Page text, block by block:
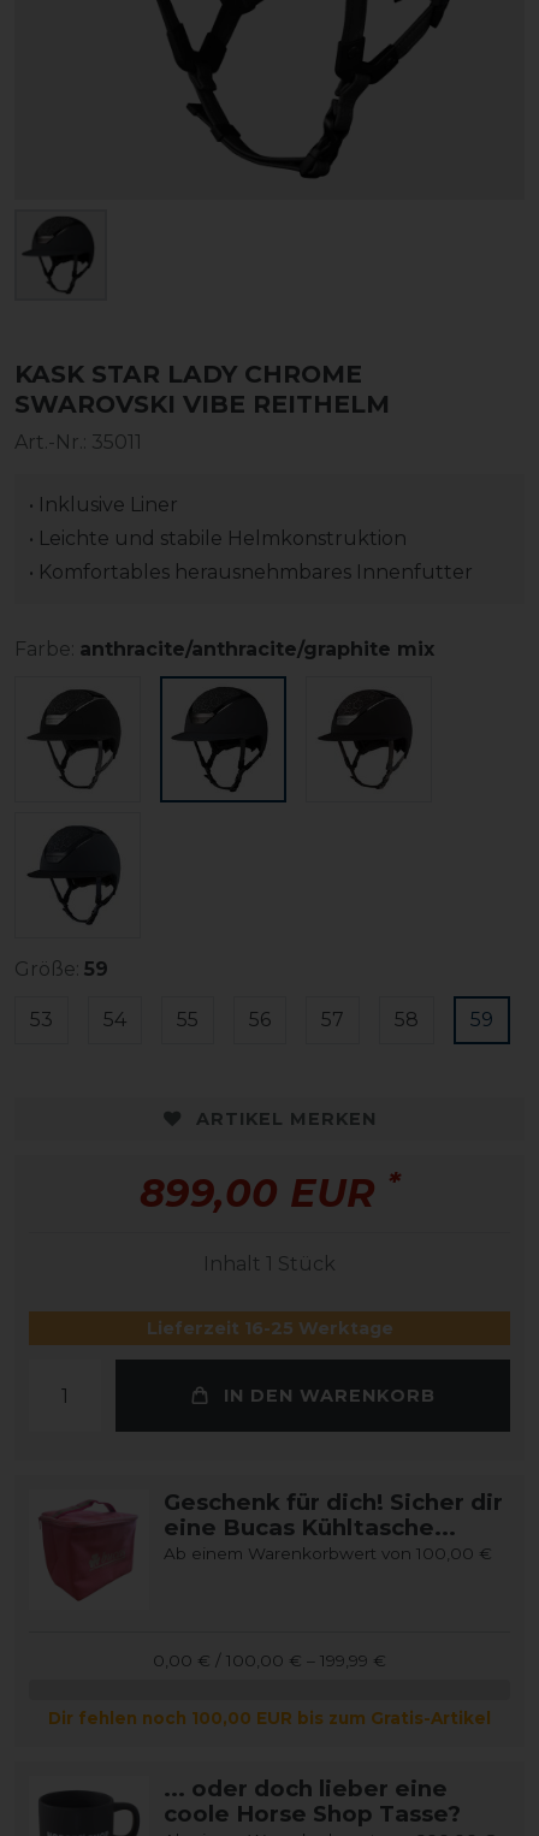
KASK STAR LADY CHROME
SWAROVSKI VIBE REITHELM
Art.-Nr.: 35011
• Inklusive Liner
• Leichte und stabile Helmkonstruktion
• Komfortables herausnehmbares Innenfutter
Farbe: anthracite/anthracite/graphite mix
Größe: 59
53 54 55 56 57 58 59
ARTIKEL MERKEN
899,00 EUR *
Inhalt 1 Stück
Lieferzeit 16-25 Werktage
IN DEN WARENKORB
Geschenk für dich! Sicher dir
eine Bucas Kühltasche...
Ab einem Warenkorbwert von 100,00 €
0,00 € / 100,00 € – 199,99 €
Dir fehlen noch 100,00 EUR bis zum Gratis-Artikel
... oder doch lieber eine
coole Horse Shop Tasse?